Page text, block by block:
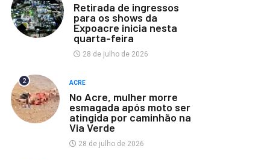
Retirada de ingressos
para os shows da
Expoacre inicia nesta
quarta-feira
28 de julho de 2026
2 ACRE
No Acre, mulher morre
esmagada após moto ser
atingida por caminhão na
Via Verde
28 de julho de 2026